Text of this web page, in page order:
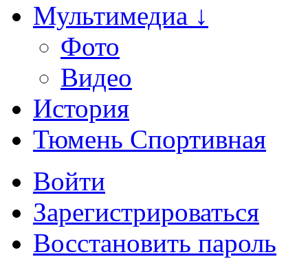
Мультимедиа ↓
Фото
Видео
История
Тюмень Спортивная
Войти
Зарегистрироваться
Восстановить пароль